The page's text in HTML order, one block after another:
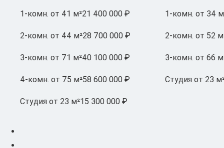
1-комн. от 41 м²21 400 000 ₽
2-комн. от 44 м²28 700 000 ₽
3-комн. от 71 м²40 100 000 ₽
4-комн. от 75 м²58 600 000 ₽
Студия от 23 м²15 300 000 ₽
1-комн. от 34
2-комн. от 52
3-комн. от 66
Студия от 23